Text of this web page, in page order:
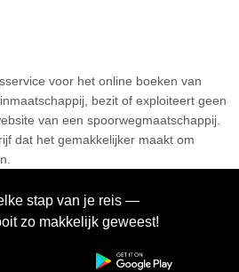
voor het online boeken van
bezit of exploiteert geen
van een spoorwegmaatschappij.
dat het gemakkelijker maakt om
stap van je reis —
zo makkelijk geweest!